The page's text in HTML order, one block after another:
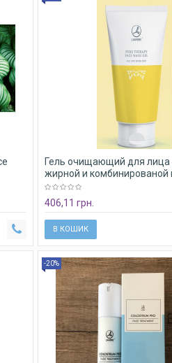
Гель очищающий для лица
жирной и комбинированой
Lambre Pure Therapy Face
and sensitive skin
406,11 грн.
В КОШИК
-20%